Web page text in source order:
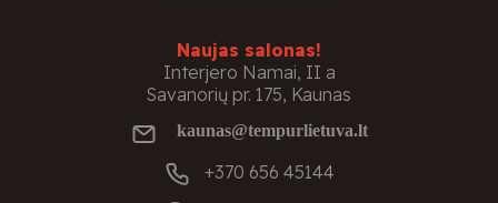
Naujas salonas!
Interjero Namai, II a
Savanorių pr. 175, Kaunas
kaunas@tempurlietuva.lt
+370 656 45144